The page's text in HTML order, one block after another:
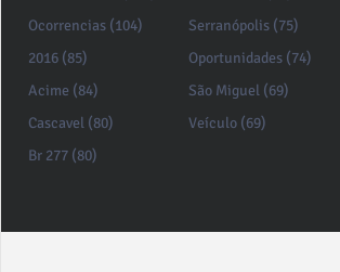
Ocorrencias (104)
2016 (85)
Acime (84)
Cascavel (80)
Br 277 (80)
Serranópolis (75)
Oportunidades (74)
São Miguel (69)
Veículo (69)